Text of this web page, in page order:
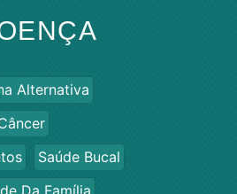
Alternativa
Saúde Bucal
Da Família